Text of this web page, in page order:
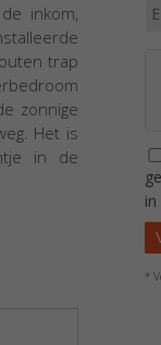
inkom,
trap
zonnige
Het is
in de
in
*